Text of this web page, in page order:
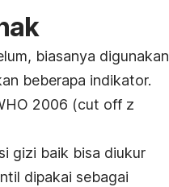
biasanya digunakan
beberapa indikator.
2006 (cut off z
gizi baik bisa diukur
dipakai sebagai